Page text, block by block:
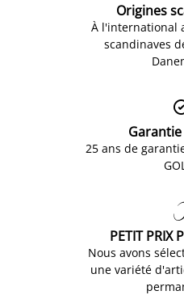
Origines
À l'international
scandinaves
25 ans de
PETIT PRIX
Nous avons
une variété